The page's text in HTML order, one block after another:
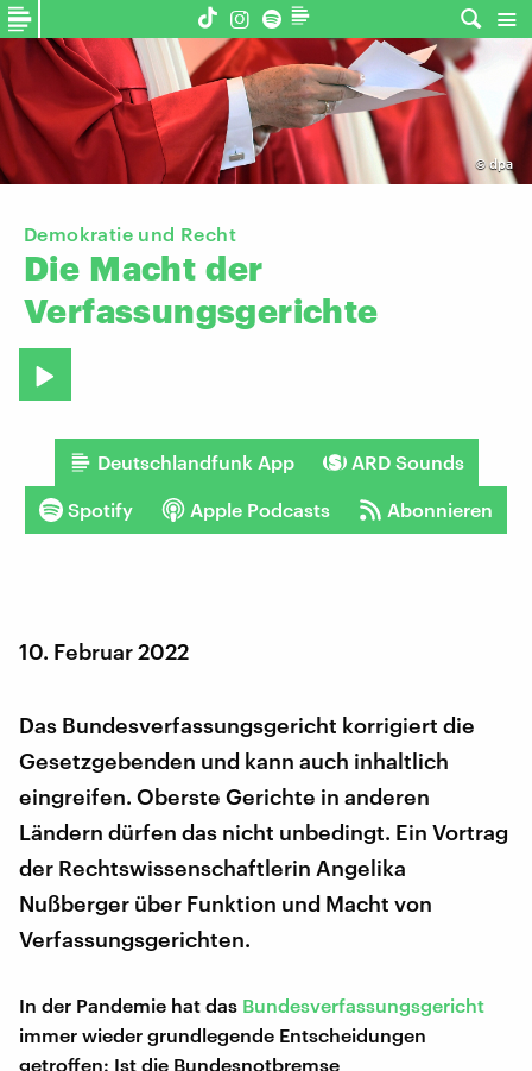
© dpa
Demokratie und Recht
Die Macht der
Verfassungsgerichte
Deutschlandfunk App ARD Sounds
Spotify Apple Podcasts Abonnieren
10. Februar 2022
Das Bundesverfassungsgericht korrigiert die
Gesetzgebenden und kann auch inhaltlich
eingreifen. Oberste Gerichte in anderen
Ländern dürfen das nicht unbedingt. Ein Vortrag
der Rechtswissenschaftlerin Angelika
Nußberger über Funktion und Macht von
Verfassungsgerichten.
In der Pandemie hat das Bundesverfassungsgericht
immer wieder grundlegende Entscheidungen
getroffen: Ist die Bundesnotbremse